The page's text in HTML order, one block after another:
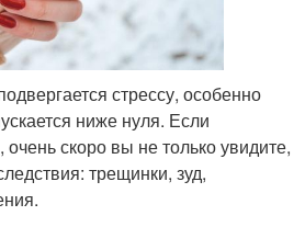
стрессу, особенно
ниже нуля. Если
скоро вы не только увидите,
трещинки, зуд,